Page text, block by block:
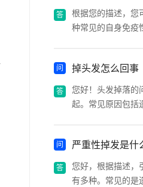
根据您的描述，您
种常见的自身免疫
掉头发怎么回事
您好！头发掉落的
起。常见原因包括
严重性掉发是什
您好，根据描述，
有多种。常见的是